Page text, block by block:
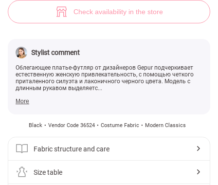
Check availability in the store
Stylist comment
Облегающее платье-футляр от дизайнеров Gepur подчеркивает
естественную женскую привлекательность, с помощью четкого
приталенного силуэта и лаконичного черного цвета. Модель с
длинным рукавом выделяетс...
More
Black Vendor Code 36524 Costume Fabric Modern Classics
Fabric structure and care
Size table
(№ 36524) ♡ Gepur - women clothes store